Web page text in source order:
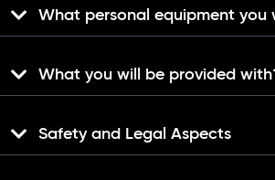
What personal equipment you
What you will be provided
Safety and Legal Aspects